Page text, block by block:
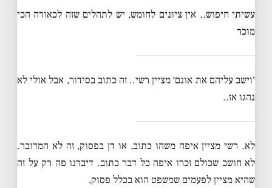
עשיתי חיפוש.. אין ציונים לחומש, יש לתהלים שזה לכאורה הכי
מוכר
‘וישב עליהם את אונם׳ מציין רשי.. זה כתוב בסידור, אבל אולי לא
נהגו אז..
לא. רשי מציין איפה משהו כתוב, או דן בפסוק, זה לא המדובר.
לא חושב שכולם זכרו איפה כל דבר כתוב. דיברנו פה רק על זה
שהיא מציין לפעמים שמשפט הוא בכלל פסוק,